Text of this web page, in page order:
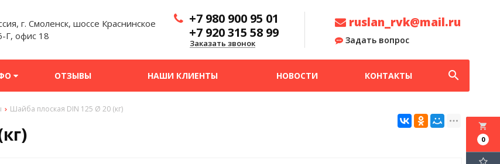
г. Смоленск, шоссе Краснинское
Г, офис 18
+7 980 900 95 01
+7 920 315 58 99
Заказать звонок
ruslan_rvk@mail.ru
Задать вопрос
ОТЗЫВЫ НАШИ КЛИЕНТЫ НОВОСТИ КОНТАКТЫ search
Шайба плоская DIN 125 Ø 20 (кг)
local_grocery_store
0